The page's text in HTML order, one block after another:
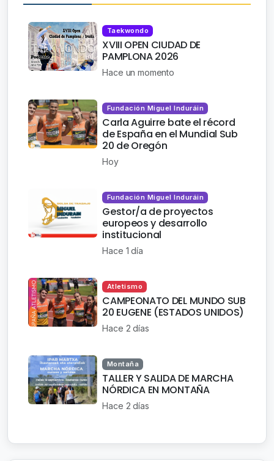
Taekwondo
XVIII OPEN CIUDAD DE
PAMPLONA 2026
Hace un momento
Fundación Miguel Induráin
Carla Aguirre bate el récord
de España en el Mundial Sub
20 de Oregón
Hoy
Fundación Miguel Induráin
Gestor/a de proyectos
europeos y desarrollo
institucional
Hace 1 día
Atletismo
CAMPEONATO DEL MUNDO SUB
20 EUGENE (ESTADOS UNIDOS)
Hace 2 días
Montaña
TALLER Y SALIDA DE MARCHA
NÓRDICA EN MONTAÑA
Hace 2 días